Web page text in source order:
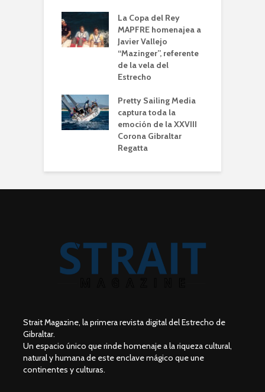
La Copa del Rey
MAPFRE homenajea a
Javier Vallejo
“Mazinger”, referente
de la vela del
Estrecho
Pretty Sailing Media
captura toda la
emoción de la XXVIII
Corona Gibraltar
Regatta
Strait Magazine, la primera revista digital del Estrecho de
Gibraltar.
Un espacio único que rinde homenaje a la riqueza cultural,
natural y humana de este enclave mágico que une
continentes y culturas.